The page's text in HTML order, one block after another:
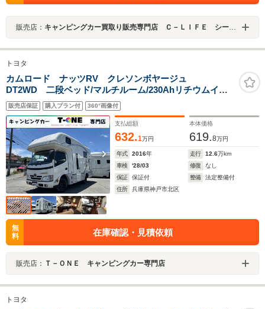
販売店： キャンピングカー買取り販売専門店 Ｃ－ＬＩＦＥ シーライフ 狭山店
トヨタ
カムロード ナッツRV クレソンボヤージュ
DT2WD 二段ベッド/マルチルーム/230Ahリチウムイオ
ンバッテリー/FFヒーター/1500Wインバーター/マックス
ファン/ソーラーパネル/シンク/冷蔵庫/リアクーラー/リア
ラダー/ストラーダ製ナビ/ピボット製クルーズコントロー
ル
販売店保証 購入プラン付 360°画像付
支払総額
632.1万円
本体価格
619.8万円
年式 2016年 走行 12.6万km
車検
'28/03 修復
なし
保証
保証付 整備
法定整備付
住所
兵庫県神戸市北区
無
料
在庫確認・見積依頼
販売店： Ｔ－ＯＮＥ キャンピングカー専門店
トヨタ